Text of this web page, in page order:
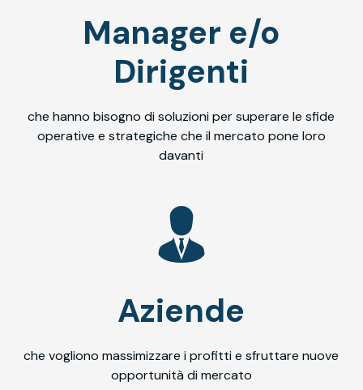
Manager e/o
Dirigenti
che hanno bisogno di soluzioni per superare le sfide
operative e strategiche che il mercato pone loro
davanti
Aziende
che vogliono massimizzare i profitti e sfruttare nuove
opportunità di mercato